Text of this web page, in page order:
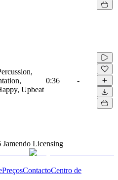
Upbeat
0:36 -
Jamendo Licensing
PreçosContactoCentro de